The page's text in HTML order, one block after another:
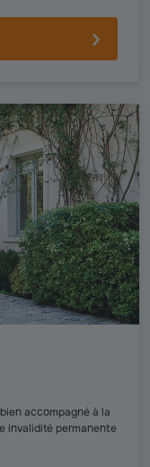
accompagné à la
invalidité permanente